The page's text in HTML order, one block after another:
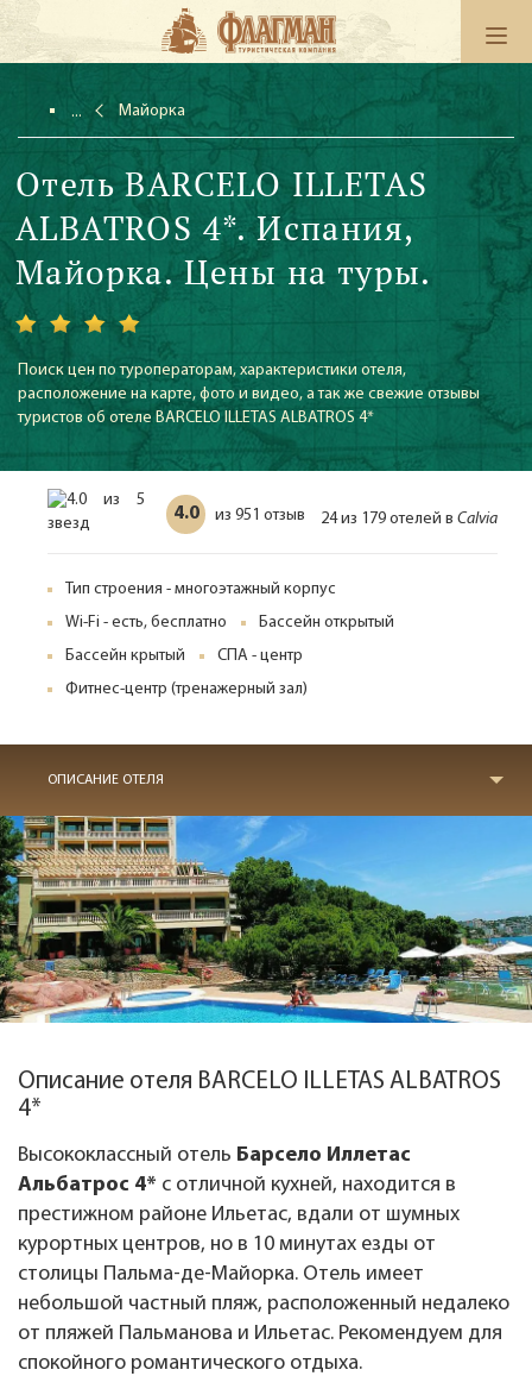
Майорка
Отель BARCELO ILLETAS
ALBATROS 4*. Испания,
Майорка. Цены на туры.
Поиск цен по туроператорам, характеристики отеля,
расположение на карте, фото и видео, а так же свежие отзывы
туристов об отеле BARCELO ILLETAS ALBATROS 4*
4.0 из 951 отзыв 24 из 179 отелей в Calvia
Тип строения - многоэтажный корпус
Wi-Fi - есть, бесплатно
Бассейн открытый
Бассейн крытый
СПА - центр
Фитнес-центр (тренажерный зал)
ОПИСАНИЕ ОТЕЛЯ
Описание отеля BARCELO ILLETAS ALBATROS
4*
Высококлассный отель Барсело Иллетас
Альбатрос 4* с отличной кухней, находится в
престижном районе Ильетас, вдали от шумных
курортных центров, но в 10 минутах езды от
столицы Пальма-де-Майорка. Отель имеет
небольшой частный пляж, расположенный недалеко
от пляжей Пальманова и Ильетас. Рекомендуем для
спокойного романтического отдыха.